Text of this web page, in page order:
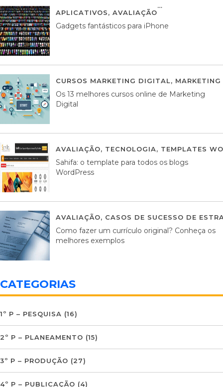
APLICATIVOS, AVALIAÇÃO
Gadgets fantásticos para iPhone
CURSOS MARKETING DIGITAL,
Os 13 melhores cursos online de Marketing
Digital
AVALIAÇÃO, TECNOLOGIA, TEMPLATES
Sahifa: o template para todos os blogs
WordPress
AVALIAÇÃO, CASOS DE SUCESSO DE
Como fazer um currículo original? Conheça os
melhores exemplos
CATEGORIAS
1º P – PESQUISA (16)
2º P – PLANEAMENTO (15)
3º P – PRODUÇÃO (27)
4º P – PUBLICAÇÃO (4)